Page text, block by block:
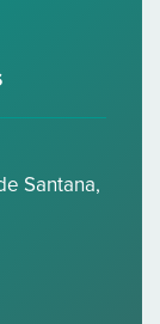
Santana,